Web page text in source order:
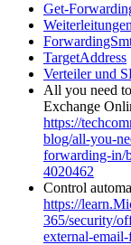
Get-
TargetAddress
Verteiler und
All you need
Exchange
https://
blog/all-you-
forwarding-in/
4020462
Control
https://
365/security/
external-